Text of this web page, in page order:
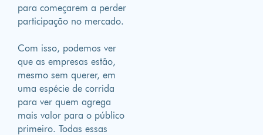
para começarem a perder
participação no mercado.
Com isso, podemos ver
que as empresas estão,
mesmo sem querer, em
uma espécie de corrida
para ver quem agrega
mais valor para o público
primeiro. Todas essas